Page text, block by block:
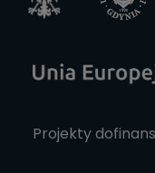
Projekty